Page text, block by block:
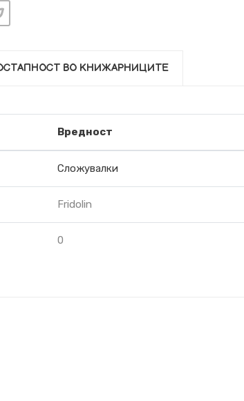
ВО КНИЖАРНИЦИТЕ
Вредност
Сложувалки
Fridolin
0